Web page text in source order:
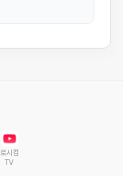
로시컴
TV